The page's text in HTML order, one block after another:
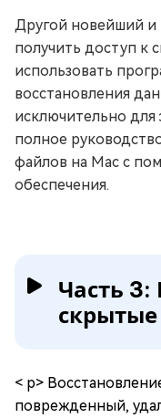
Другой новейший и
получить доступ к
использовать
восстановления
исключительно
полное
файлов на Mac с
обеспечения.
Часть 3:
< p>
поврежденный,